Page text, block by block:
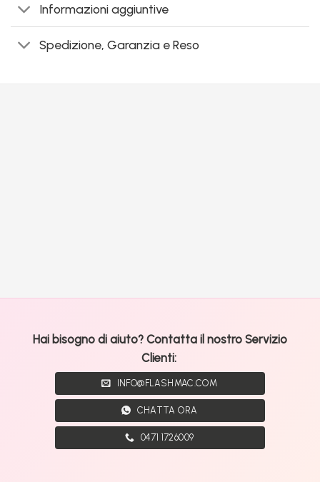
Informazioni aggiuntive
Spedizione, Garanzia e Reso
Hai bisogno di aiuto? Contatta il nostro Servizio
Clienti:
INFO@FLASHMAC.COM
CHATTA ORA
0471 1726009